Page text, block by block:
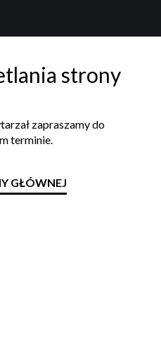
strony
zapraszamy do
terminie.
GŁÓWNEJ